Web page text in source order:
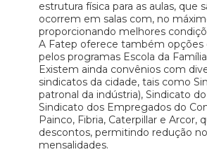
estrutura física para as aulas, que
ocorrem em salas com, no
proporcionando melhores
A Fatep oferece também opções
pelos programas Escola da
Existem ainda convênios com
sindicatos da cidade, tais como
patronal da indústria), Sindicato
Sindicato dos Empregados do
Painco, Fibria, Caterpillar e Arcor,
descontos, permitindo redução
mensalidades.